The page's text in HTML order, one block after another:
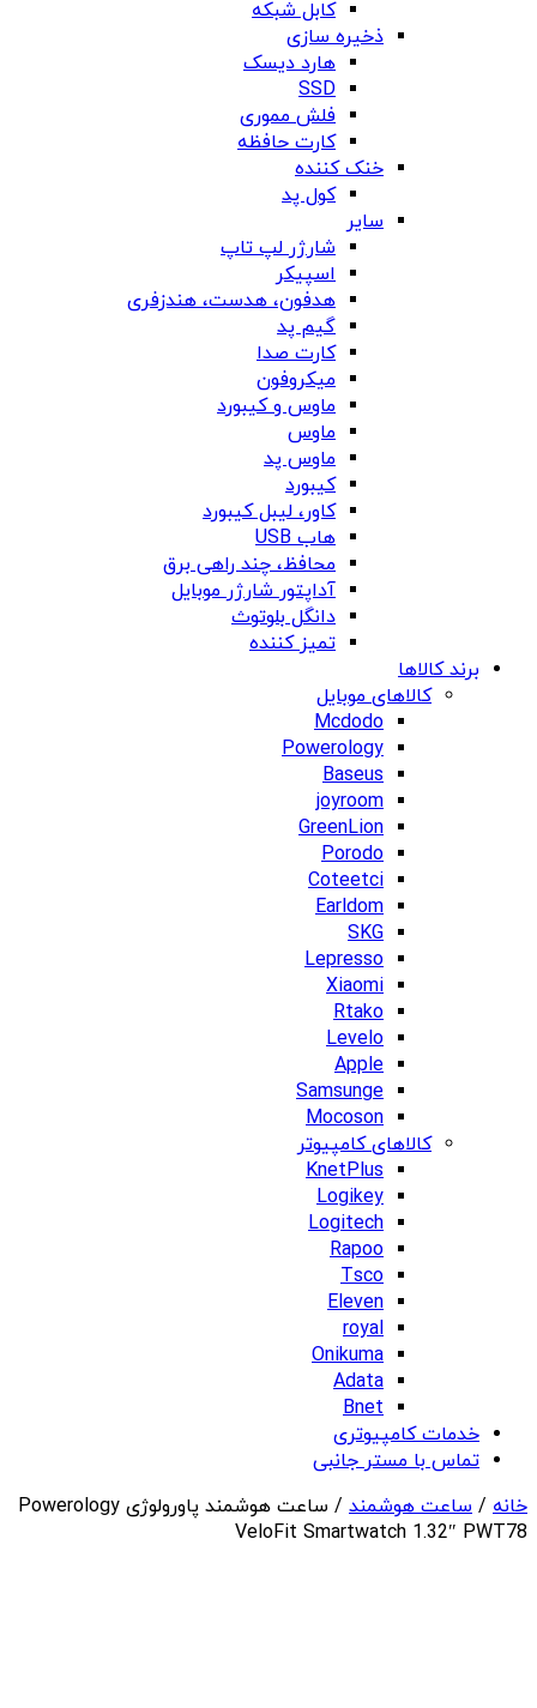
کابل شبکه
ذخیره سازی
هارد دیسک
SSD
فلش مموری
کارت حافظه
خنک کننده
کول پد
سایر
شارژر لپ تاپ
اسپیکر
هدفون، هدست، هندزفری
گیم پد
کارت صدا
میکروفون
ماوس و کیبورد
ماوس
ماوس پد
کیبورد
کاور، لیبل کیبورد
هاب USB
محافظ، چند راهی برق
آداپتور شارژر موبایل
دانگل بلوتوث
تمیز کننده
برند کالاها
کالاهای موبایل
Mcdodo
Powerology
Baseus
joyroom
GreenLion
Porodo
Coteetci
Earldom
SKG
Lepresso
Xiaomi
Rtako
Levelo
Apple
Samsunge
Mocoson
کالاهای کامپیوتر
KnetPlus
Logikey
Logitech
Rapoo
Tsco
Eleven
royal
Onikuma
Adata
Bnet
خدمات کامپیوتری
تماس با مستر جانبی
خانه / ساعت هوشمند
/ ساعت هوشمند پاورولوژی Powerology
VeloFit Smartwatch 1.32″ PWT78